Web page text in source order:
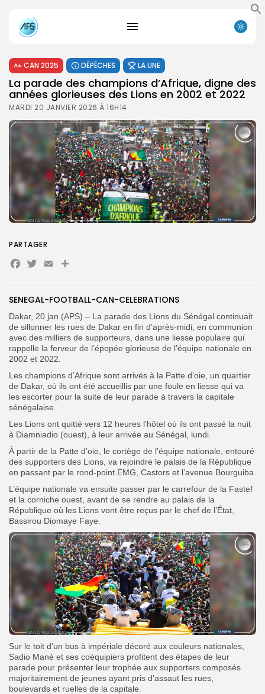
Search
for:
Search
Button
FR
CAN 2025 DÉPÊCHES LA UNE
La parade des champions d’Afrique, digne des
années glorieuses des Lions en 2002 et 2022
MARDI 20 JANVIER 2026 À 16H14
SENEGAL-FOOTBALL-CAN-CELEBRATIONS
Dakar, 20 jan (APS) – La parade des Lions du Sénégal continuait
de sillonner les rues de Dakar en fin d’après-midi, en communion
avec des milliers de supporteurs, dans une liesse populaire qui
rappelle la ferveur de l’épopée glorieuse de l’équipe nationale en
2002 et 2022.
Les champions d’Afrique sont arrivés à la Patte d’oie, un quartier
de Dakar, où ils ont été accueillis par une foule en liesse qui va
les escorter pour la suite de leur parade à travers la capitale
sénégalaise.
Les Lions ont quitté vers 12 heures l’hôtel où ils ont passé la nuit
à Diamniadio (ouest), à leur arrivée au Sénégal, lundi.
À partir de la Patte d’oie, le cortège de l’équipe nationale, entouré
des supporters des Lions, va rejoindre le palais de la République
en passant par le rond-point EMG, Castors et l’avenue Bourguiba.
L’équipe nationale va ensuite passer par le carrefour de la Fastef
et la corniche ouest, avant de se rendre au palais de la
République où les Lions vont être reçus par le chef de l’État,
Bassirou Diomaye Faye.
Sur le toit d’un bus à impériale décoré aux couleurs nationales,
Sadio Mané et ses coéquipiers profitent des étapes de leur
parade pour présenter leur trophée aux supporters composés
majoritairement de jeunes ayant pris d’assaut les rues,
boulevards et ruelles de la capitale.
PARTAGER
Facebook
Twitter
EmailPartager